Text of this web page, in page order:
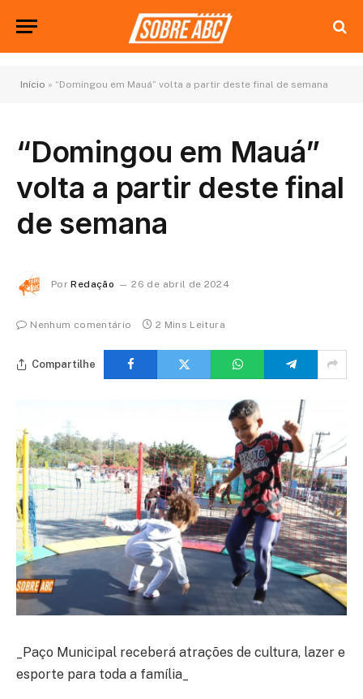
Início » “Domingou em Mauá” volta a partir deste final de semana
“Domingou em Mauá”
volta a partir deste final
de semana
Por Redação 26 de abril de 2024
Nenhum comentário 2 Mins Leitura
Compartilhe
_Paço Municipal receberá atrações de cultura, lazer e
esporte para toda a família_